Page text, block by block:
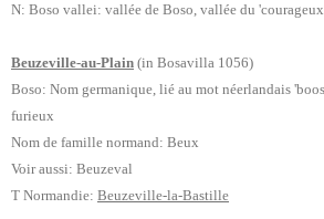
N: Boso vallei: vallée de Boso, vallée du
Beuzeville-au-Plain (in Bosavilla 1056)
Boso: Nom germanique, lié au mot néerlandais
furieux
Nom de famille normand: Beux
Voir aussi: Beuzeval
T Normandie: Beuzeville-la-Bastille